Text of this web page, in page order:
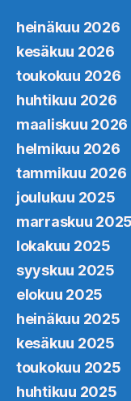
heinäkuu 2026
kesäkuu 2026
toukokuu 2026
huhtikuu 2026
maaliskuu 2026
helmikuu 2026
tammikuu 2026
joulukuu 2025
marraskuu 2025
lokakuu 2025
syyskuu 2025
elokuu 2025
heinäkuu 2025
kesäkuu 2025
toukokuu 2025
huhtikuu 2025